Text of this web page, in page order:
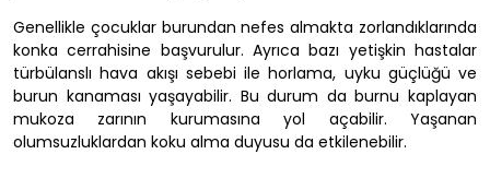
Genellikle çocuklar burundan nefes almakta zorlandıklarında
konka cerrahisine başvurulur. Ayrıca bazı yetişkin hastalar
türbülanslı hava akışı sebebi ile horlama, uyku güçlüğü ve
burun kanaması yaşayabilir. Bu durum da burnu kaplayan
mukoza zarının kurumasına yol açabilir. Yaşanan
olumsuzluklardan koku alma duyusu da etkilenebilir.